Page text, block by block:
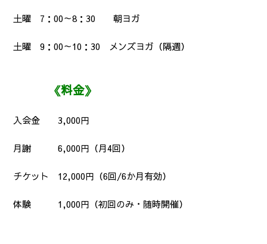
土曜 7：00～8：30 朝ヨガ
土曜 9：00～10：30 メンズヨガ（隔週）
《料金》
入会金 3,000円
月謝 6,000円（月4回）
チケット 12,000円（6回/6か月有効）
体験 1,000円（初回のみ・随時開催）